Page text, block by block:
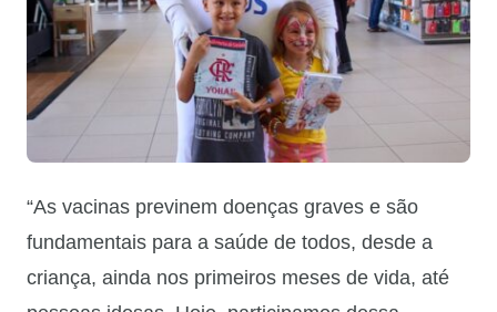
“As vacinas previnem doenças graves e são
fundamentais para a saúde de todos, desde a
criança, ainda nos primeiros meses de vida, até